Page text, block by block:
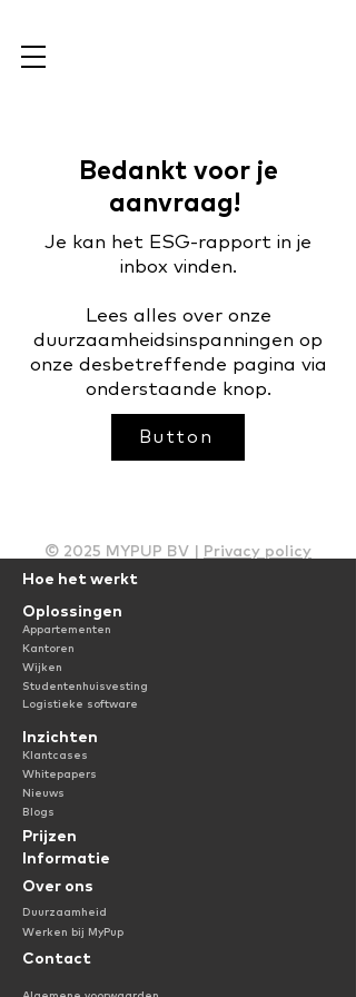
Bedankt voor je
aanvraag!
Je kan het ESG-rapport in je
inbox vinden.
Lees alles over onze
duurzaamheidsinspanningen op
onze desbetreffende pagina via
onderstaande knop.
Button
© 2025 MYPUP BV |
Privacy policy
Hoe het werkt
Oplossingen
Appartementen
Kantoren
Wijken
Studentenhuisvesting
Logistieke software
Inzichten
Klantcases
Whitepapers
Nieuws
Blogs
Prijzen
Over ons
Duurzaamheid
Werken bij M yPup
Informatie
Contact